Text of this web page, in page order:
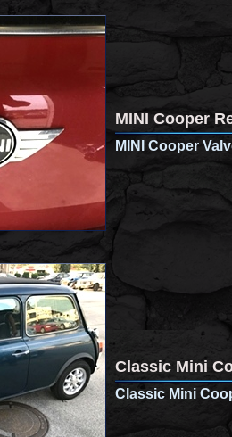
MINI Cooper
MINI Cooper
Classic Mini
Classic Mini